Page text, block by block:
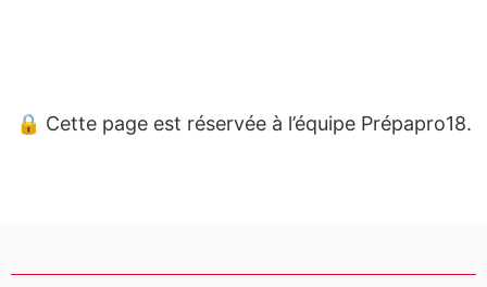
🔒 Cette page est réservée à l’équipe Prépapro18.